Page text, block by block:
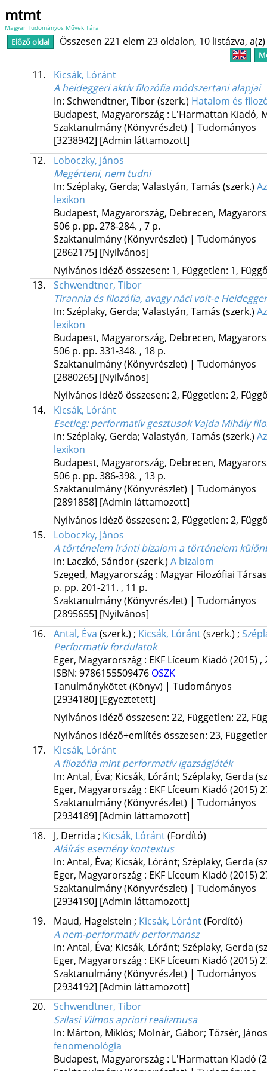
mtmt
Magyar Tudományos Művek Tára
Előző oldal Összesen 221 elem 23 oldalon, 10 listázva,
11.
Kicsák, Lóránt
A heideggeri aktív filozófia módszertani alapjai
In: Schwendtner, Tibor (szerk.) Hatalom és
Budapest, Magyarország : L'Harmattan Kiadó,
Szaktanulmány (Könyvrészlet) | Tudományos
[3238942] [Admin láttamozott]
12.
Loboczky, János
Megérteni, nem tudni
In: Széplaky, Gerda; Valastyán, Tamás (szerk.)
lexikon
Budapest, Magyarország, Debrecen,
506 p. pp. 278-284. , 7 p.
Szaktanulmány (Könyvrészlet) | Tudományos
[2862175] [Nyilvános]
Nyilvános idéző összesen: 1, Független: 1,
13.
Schwendtner, Tibor
Tirannia és filozófia, avagy náci volt-e Heidegger
In: Széplaky, Gerda; Valastyán, Tamás (szerk.)
lexikon
Budapest, Magyarország, Debrecen,
506 p. pp. 331-348. , 18 p.
Szaktanulmány (Könyvrészlet) | Tudományos
[2880265] [Nyilvános]
Nyilvános idéző összesen: 2, Független: 2,
14.
Kicsák, Lóránt
Esetleg: performatív gesztusok Vajda Mihály
In: Széplaky, Gerda; Valastyán, Tamás (szerk.)
lexikon
Budapest, Magyarország, Debrecen,
506 p. pp. 386-398. , 13 p.
Szaktanulmány (Könyvrészlet) | Tudományos
[2891858] [Admin láttamozott]
Nyilvános idéző összesen: 2, Független: 2,
15.
Loboczky, János
A történelem iránti bizalom a történelem
In: Laczkó, Sándor (szerk.) A bizalom
Szeged, Magyarország : Magyar Filozófiai
p. pp. 201-211. , 11 p.
Szaktanulmány (Könyvrészlet) | Tudományos
[2895655] [Nyilvános]
16.
Antal, Éva (szerk.) ; Kicsák, Lóránt(szerk.) ;
Performatív fordulatok
Eger, Magyarország : EKF Líceum Kiadó (2015) ,
ISBN: 9786155509476 OSZK
Tanulmánykötet (Könyv) | Tudományos
[2934180] [Egyeztetett]
Nyilvános idéző összesen: 22, Független: 22,
Nyilvános idéző+említés összesen: 23,
17.
Kicsák, Lóránt
A filozófia mint performatív igazságjáték
In: Antal, Éva; Kicsák, Lóránt; Széplaky, Gerda
Eger, Magyarország : EKF Líceum Kiadó (2015)
Szaktanulmány (Könyvrészlet) | Tudományos
[2934189] [Admin láttamozott]
18.
J, Derrida ; Kicsák, Lóránt(Fordító)
Aláírás esemény kontextus
In: Antal, Éva; Kicsák, Lóránt; Széplaky, Gerda
Eger, Magyarország : EKF Líceum Kiadó (2015)
Szaktanulmány (Könyvrészlet) | Tudományos
[2934190] [Admin láttamozott]
19.
Maud, Hagelstein ; Kicsák, Lóránt(Fordító)
A nem-performatív performansz
In: Antal, Éva; Kicsák, Lóránt; Széplaky, Gerda
Eger, Magyarország : EKF Líceum Kiadó (2015)
Szaktanulmány (Könyvrészlet) | Tudományos
[2934192] [Admin láttamozott]
20.
Schwendtner, Tibor
Szilasi Vilmos apriori realizmusa
In: Márton, Miklós; Molnár, Gábor; Tőzsér,
fenomenológia
Budapest, Magyarország : L'Harmattan Kiadó